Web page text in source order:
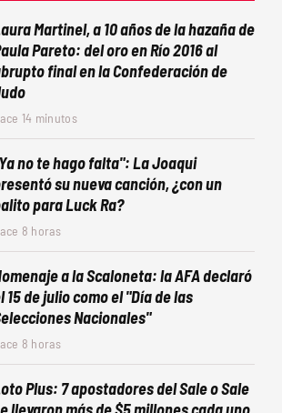
Martinel, a 10 años de la hazaña de
Pareto: del oro en Río 2016 al
final en la Confederación de
14 minutos
no te hago falta": La Joaqui
su nueva canción, ¿con un
para Luck Ra?
8 horas
a la Scaloneta: la AFA declaró
15 de julio como el "Día de las
Nacionales"
8 horas
Plus: 7 apostadores del Sale o Sale